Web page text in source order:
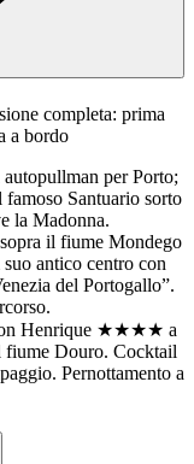
completa: prima
a bordo
per Porto;
famoso Santuario sorto
la Madonna.
il fiume Mondego
antico centro con
del Portogallo”.
Henrique ★★★★ a
fiume Douro. Cocktail
Pernottamento a